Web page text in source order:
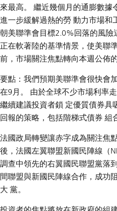
來最高。 繼近幾個月的通膨數據
進一步緩解過熱的勞 動力市場和
朝美聯準會目標2.0%回落的風
正在軟著陸的基準情景，使美聯
前，市場關注焦點轉向本週公佈
要點：我們預期美聯準會很快會
在9月。 由於全球不少市場利率
繼續建議投資者鎖 定優質債券具
回報的策略，包括階梯式債券 組
法國政局轉變讓赤字成為關注焦
後，法國左翼聯盟新國民陣線（
調查中領先的右翼國民聯盟黨落
間聯盟與新國民陣線合作，成功
大 黨。